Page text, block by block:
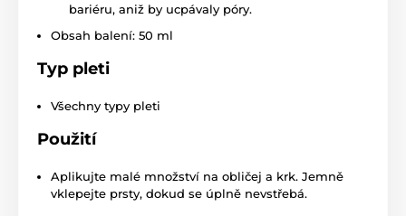
bariéru, aniž by ucpávaly póry.
Obsah balení: 50 ml
Typ pleti
Všechny typy pleti
Použití
Aplikujte malé množství na obličej a krk. Jemně
vklepejte prsty, dokud se úplně nevstřebá.